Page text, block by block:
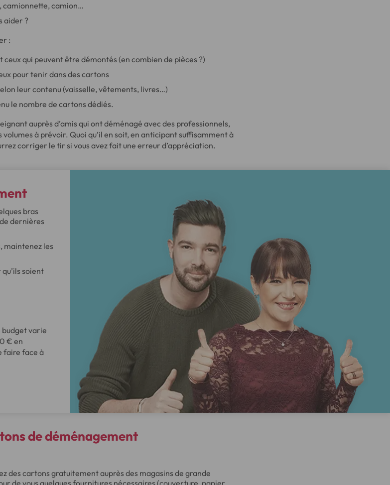
camionnette, camion…
aider ?
:
ceux qui peuvent être démontés (en combien de pièces ?)
pour tenir dans des cartons
leur contenu (vaisselle, vêtements, livres…)
le nombre de cartons dédiés.
auprès d’amis qui ont déménagé avec des professionnels,
volumes à prévoir. Quoi qu’il en soit, en anticipant suffisamment à
corriger le tir si vous avez fait une erreur d’appréciation.
bras
dernières
maintenez les
soient
budget varie
€ en
faire face à
de déménagement
des cartons gratuitement auprès des magasins de grande
de vous quelques fournitures nécessaires (couverture, papier